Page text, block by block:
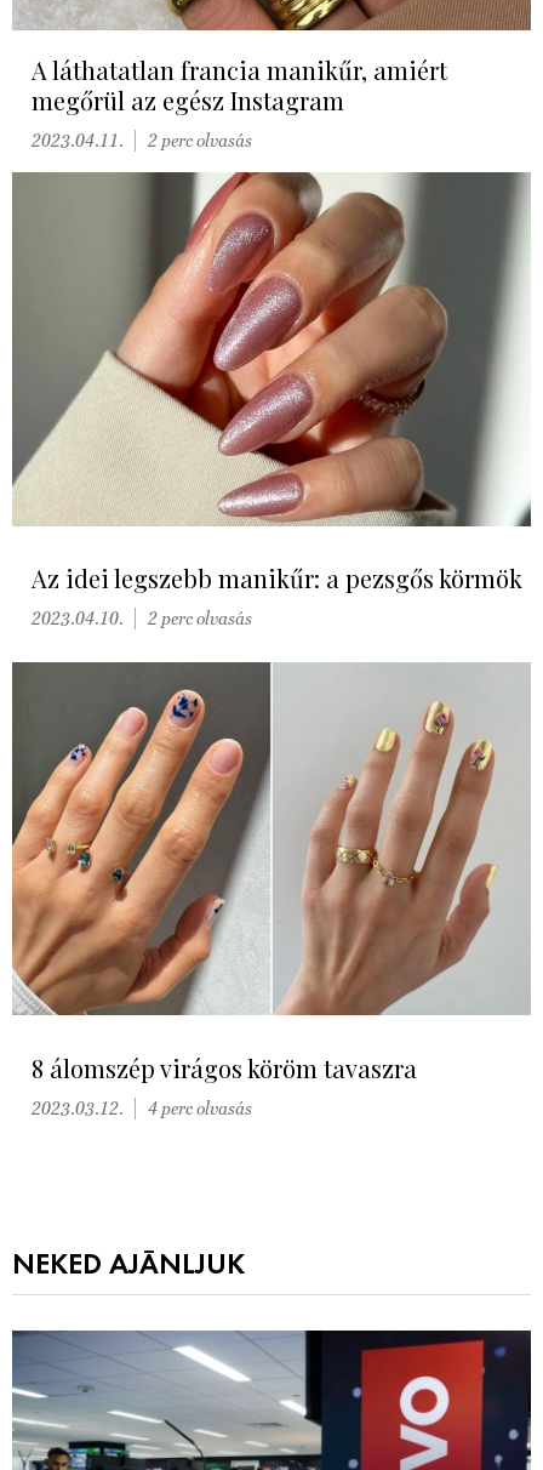
A láthatatlan francia manikűr, amiért
megőrül az egész Instagram
2023.04.11. 2 perc olvasás
Az idei legszebb manikűr: a pezsgős körmök
2023.04.10. 2 perc olvasás
8 álomszép virágos köröm tavaszra
2023.03.12. 4 perc olvasás
NEKED AJÁNLJUK